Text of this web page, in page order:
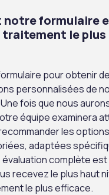
notre formulaire
traitement le
pour obtenir
personnalisées de
fois que nous
équipe examinera
les
adaptées
complète
recevez le plus haut
le plus efficace.